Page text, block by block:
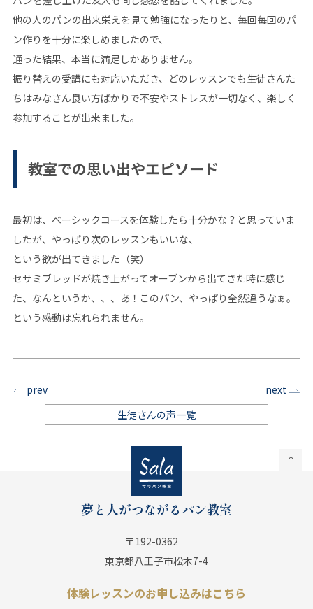
他の人のパンの出来栄えを見て勉強になったりと、毎回毎回のパ
ン作りを十分に楽しめましたので、
通った結果、本当に満足しかありません。
振り替えの受講にも対応いただき、どのレッスンでも生徒さんた
ちはみなさん良い方ばかりで不安やストレスが一切なく、楽しく
参加することが出来ました。
教室での思い出やエピソード
最初は、ベーシックコースを体験したら十分かな？と思っていま
したが、やっぱり次のレッスンもいいな、
という欲が出てきました（笑）
セサミブレッドが焼き上がってオーブンから出てきた時に感じ
た、なんというか、、、あ！このパン、やっぱり全然違うなぁ。
という感動は忘れられません。
prev
next
生徒さんの声一覧
夢と人がつながるパン教室
〒192-0362
東京都八王子市松木7-4
体験レッスンのお申し込みはこちら
↑